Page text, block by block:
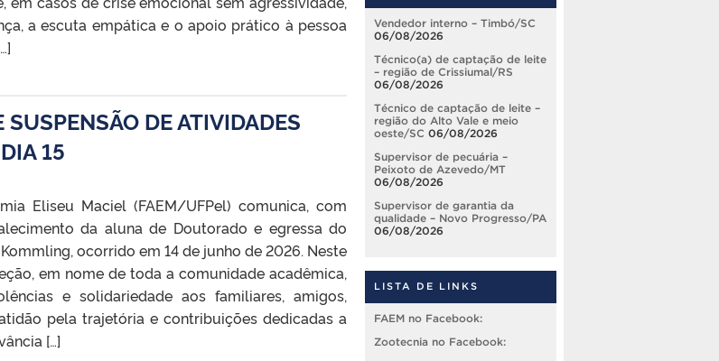
a escuta empática e o apoio prático à pessoa
DE ATIVIDADES
15
Eliseu Maciel (FAEM/UFPel) comunica, com
da aluna de Doutorado e egressa do
ocorrido em 14 de junho de 2026. Neste
em nome de toda a comunidade acadêmica,
e solidariedade aos familiares, amigos,
pela trajetória e contribuições dedicadas a
[…]
Vendedor interno – Timbó/SC
06/08/2026
Técnico(a) de captação de leite
– região de Crissiumal/RS
06/08/2026
Técnico de captação de leite –
região do Alto Vale e meio
oeste/SC 06/08/2026
Supervisor de pecuária –
Peixoto de Azevedo/MT
06/08/2026
Supervisor de garantia da
qualidade – Novo Progresso/PA
06/08/2026
LISTA DE LINKS
FAEM no Facebook:
Zootecnia no Facebook: